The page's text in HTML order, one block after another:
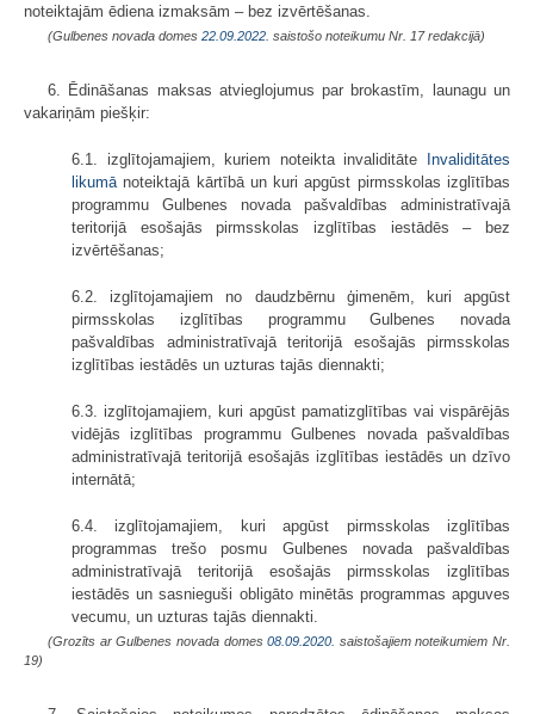
noteiktajām ēdiena izmaksām – bez izvērtēšanas.
(Gulbenes novada domes 22.09.2022. saistošo noteikumu Nr. 17 redakcijā)
6. Ēdināšanas maksas atvieglojumus par brokastīm, launagu un
vakariņām piešķir:
6.1. izglītojamajiem, kuriem noteikta invaliditāte
Invaliditātes
likumā noteiktajā kārtībā un kuri apgūst pirmsskolas izglītības
programmu Gulbenes novada pašvaldības administratīvajā
teritorijā esošajās pirmsskolas izglītības iestādēs – bez
izvērtēšanas;
6.2. izglītojamajiem no daudzbērnu ģimenēm, kuri apgūst
pirmsskolas izglītības programmu Gulbenes novada
pašvaldības administratīvajā teritorijā esošajās pirmsskolas
izglītības iestādēs un uzturas tajās diennakti;
6.3. izglītojamajiem, kuri apgūst pamatizglītības vai vispārējās
vidējās izglītības programmu Gulbenes novada pašvaldības
administratīvajā teritorijā esošajās izglītības iestādēs un dzīvo
internātā;
6.4. izglītojamajiem, kuri apgūst pirmsskolas izglītības
programmas trešo posmu Gulbenes novada pašvaldības
administratīvajā teritorijā esošajās pirmsskolas izglītības
iestādēs un sasnieguši obligāto minētās programmas apguves
vecumu, un uzturas tajās diennakti.
(Grozīts ar Gulbenes novada domes08.09.2020. saistošajiem noteikumiem Nr.
19)